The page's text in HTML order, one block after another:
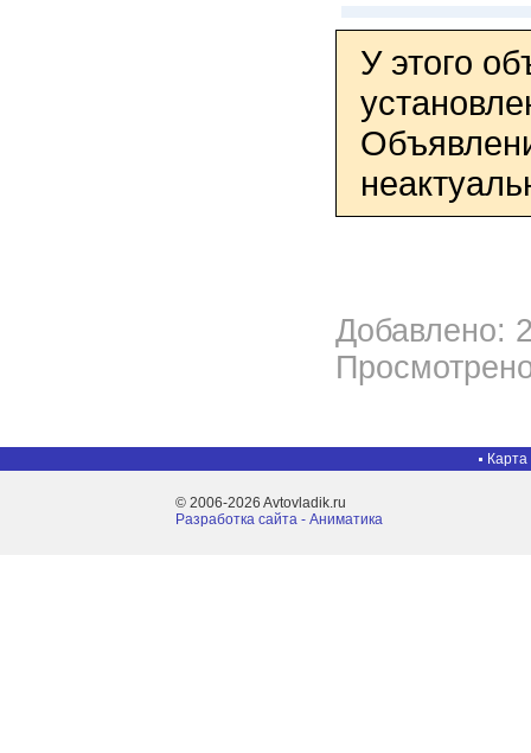
У этого
Добавлено:
Карта
© 2006-2026 Avtovladik.ru
Разработка сайта - Aниматика